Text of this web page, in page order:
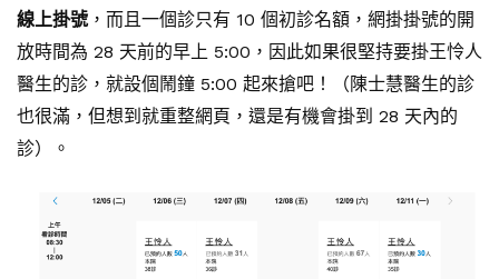
線上掛號，而且一個診只有 10 個初診名額，網掛掛號的開
放時間為 28 天前的早上 5:00，因此如果很堅持要掛王怜人
醫生的診，就設個鬧鐘 5:00 起來搶吧！（陳士慧醫生的診
也很滿，但想到就重整網頁，還是有機會掛到 28 天內的
診）。